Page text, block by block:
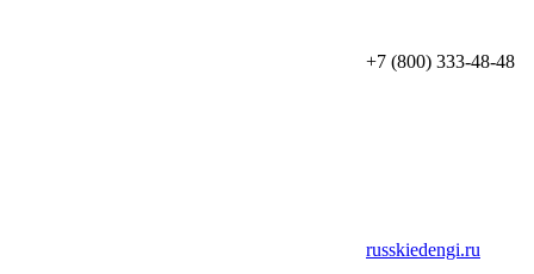
+7 (800) 333-48-48
russkiedengi.ru